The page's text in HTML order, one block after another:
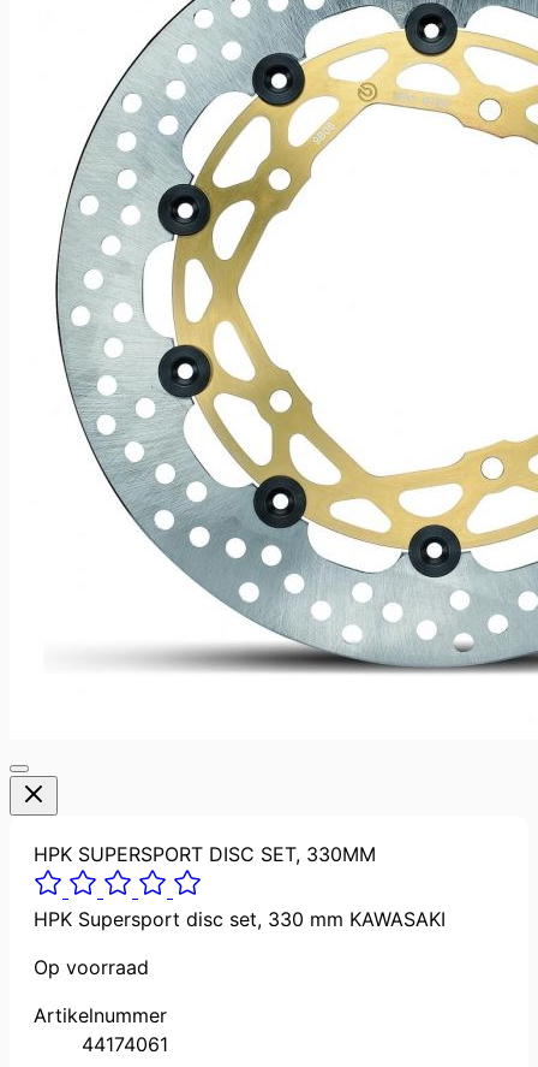
HPK SUPERSPORT DISC SET, 330MM
HPK Supersport disc set, 330 mm KAWASAKI
Op voorraad
Artikelnummer
44174061